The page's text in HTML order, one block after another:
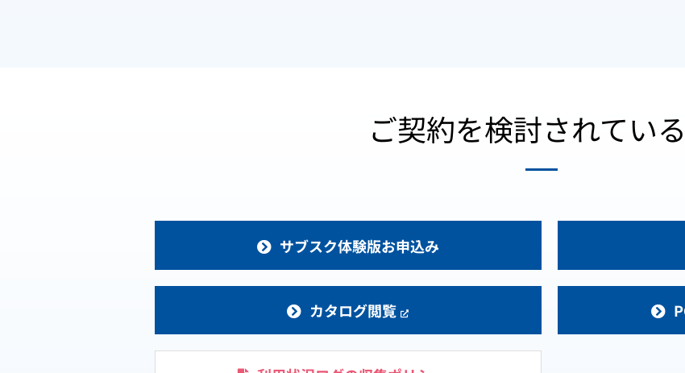
ご契約を検討されてい
サブスク体験版お申込み
カタログ閲覧